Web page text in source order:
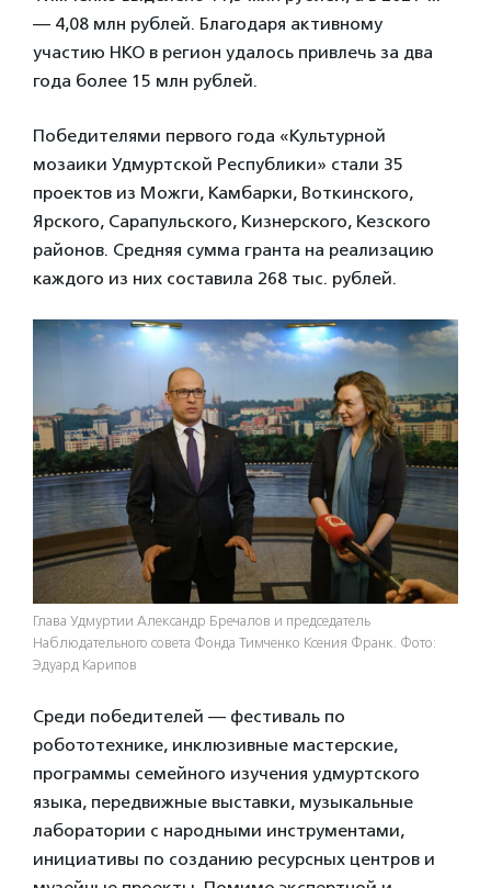
— 4,08 млн рублей. Благодаря активному
участию НКО в регион удалось привлечь за два
года более 15 млн рублей.
Победителями первого года «Культурной
мозаики Удмуртской Республики» стали 35
проектов из Можги, Камбарки, Воткинского,
Ярского, Сарапульского, Кизнерского, Кезского
районов. Средняя сумма гранта на реализацию
каждого из них составила 268 тыс. рублей.
Глава Удмуртии Александр Бречалов и председатель
Наблюдательного совета Фонда Тимченко Ксения Франк. Фото:
Эдуард Карипов
Среди победителей — фестиваль по
робототехнике, инклюзивные мастерские,
программы семейного изучения удмуртского
языка, передвижные выставки, музыкальные
лаборатории с народными инструментами,
инициативы по созданию ресурсных центров и